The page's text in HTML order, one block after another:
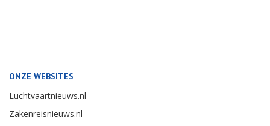
ONZE WEBSITES
Luchtvaartnieuws.nl
Zakenreisnieuws.nl